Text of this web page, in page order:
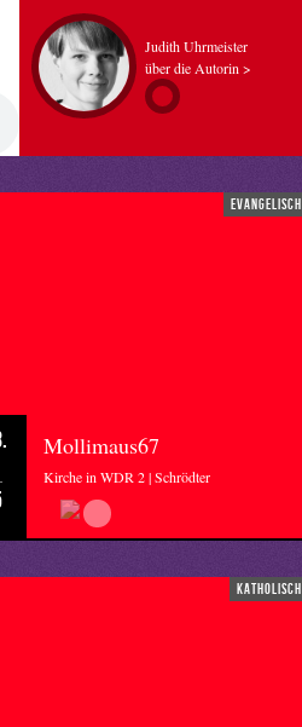
Judith Uhrmeister
über die Autorin >
evangelisch
Mollimaus67
Kirche in WDR 2 | Schrödter
katholisch